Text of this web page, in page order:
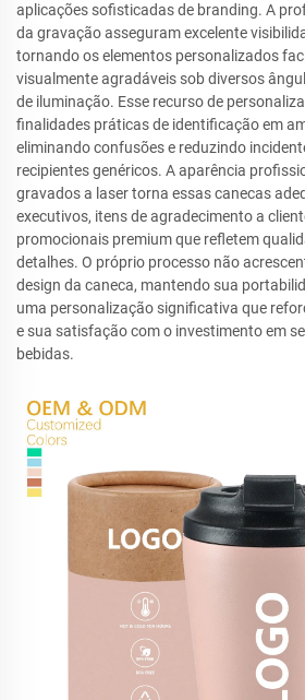
aplicações sofisticadas de branding. A
da gravação asseguram excelente
tornando os elementos personalizados
visualmente agradáveis sob diversos
de iluminação. Esse recurso de
finalidades práticas de identificação em
eliminando confusões e reduzindo
recipientes genéricos. A aparência
gravados a laser torna essas canecas
executivos, itens de agradecimento a
promocionais premium que refletem
detalhes. O próprio processo não
design da caneca, mantendo sua
uma personalização significativa que
e sua satisfação com o investimento em
bebidas.